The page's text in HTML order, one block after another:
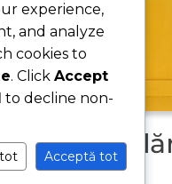
de
din lemn
experience,
and analyze
cookies to
. Click Accept
to decline non-
Acceptă tot